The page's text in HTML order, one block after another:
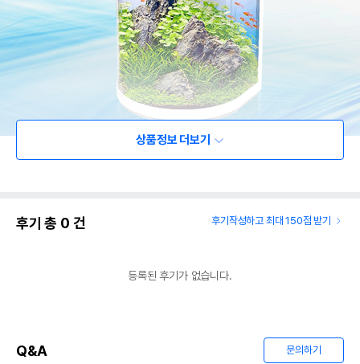
상품정보 더보기
후기 총 0 건 후기작성하고 최대 150점 받기
등록된 후기가 없습니다.
Q&A 문의하기